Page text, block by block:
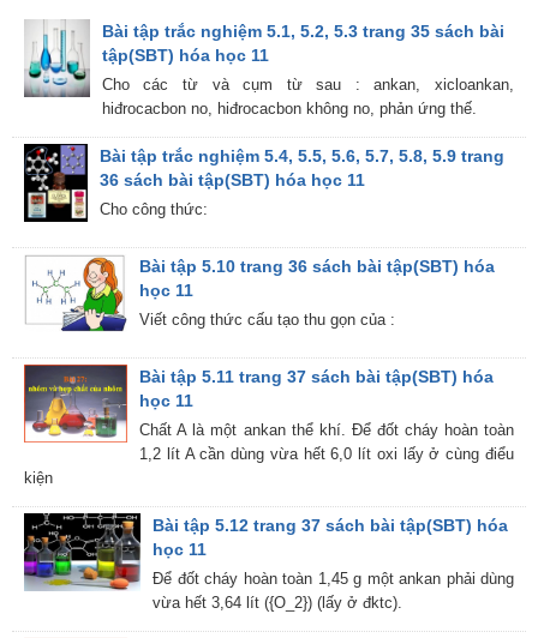
Bài tập trắc nghiệm 5.1, 5.2, 5.3 trang 35 sách bài
tập(SBT) hóa học 11
Cho các từ và cụm từ sau : ankan, xicloankan,
hiđrocacbon no, hiđrocacbon không no, phản ứng thế.
Bài tập trắc nghiệm 5.4, 5.5, 5.6, 5.7, 5.8, 5.9 trang
36 sách bài tập(SBT) hóa học 11
Cho công thức:
Bài tập 5.10 trang 36 sách bài tập(SBT) hóa
học 11
Viết công thức cấu tạo thu gọn của :
Bài tập 5.11 trang 37 sách bài tập(SBT) hóa
học 11
Chất A là một ankan thể khí. Để đốt cháy hoàn toàn
1,2 lít A cần dùng vừa hết 6,0 lít oxi lấy ở cùng điểu
kiện
Bài tập 5.12 trang 37 sách bài tập(SBT) hóa
học 11
Để đốt cháy hoàn toàn 1,45 g một ankan phải dùng
vừa hết 3,64 lít ({O_2}) (lấy ở đktc).